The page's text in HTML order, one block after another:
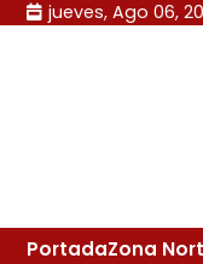
Skip jueves, Ago 06,
PortadaZona